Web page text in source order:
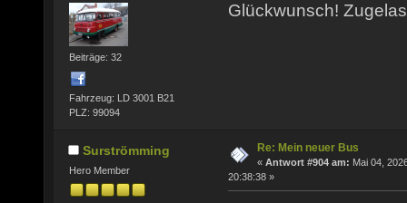
Beiträge: 32
Fahrzeug: LD 3001 B21
PLZ: 99094
Glückwunsch!
Surströmming
Hero Member
Re: Mein neuer Bus
« Antwort #904 am: Mai 04,
20:38:38 »